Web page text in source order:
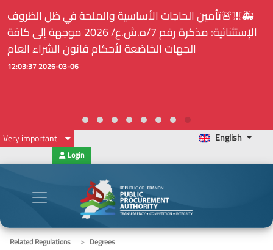
🚑❕❗❕🚨تأمين الحاجات الأساسية والملحة في ظل الظروف
الإستثنائية: مذكرة رقم 7/ه.ش.ع/ 2026 موجهة إلى كافة
الجهات الخاضعة لأحكام قانون الشراء العام
2026-03-06 12:03:37
Very important English
Login
Related Regulations
Degrees